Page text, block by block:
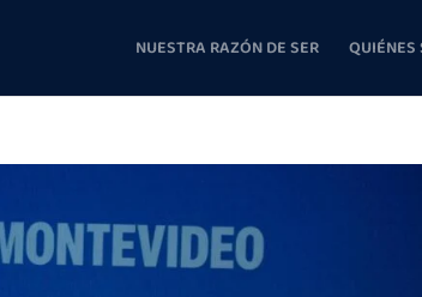
NUESTRA RAZÓN DE SER QUIÉNES